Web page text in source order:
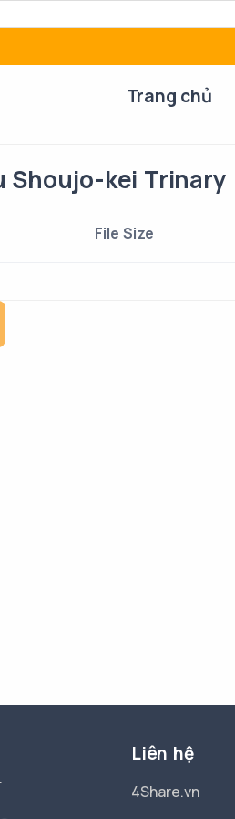
Trang chủ
Shoujo-kei Trinary
File Size
Liên hệ
4Share.vn